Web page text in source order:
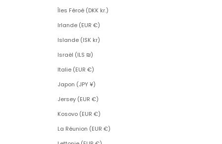
Îles Féroé (DKK kr.)
Irlande (EUR €)
Islande (ISK kr)
Israël (ILS ₪)
Italie (EUR €)
Japon (JPY ¥)
Jersey (EUR €)
Kosovo (EUR €)
La Réunion (EUR €)